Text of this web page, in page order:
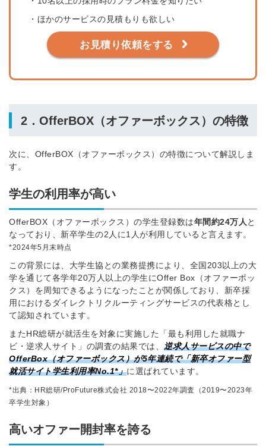
・ほかのサービスの見積もりも欲しい
お見積り依頼をする
2．OfferBOX（オファーボックス）の特徴
次に、OfferBOX（オファーボックス）の特徴について解説しま
す。
学生の利用率が高い
OfferBOX（オファーボックス）の学生登録数は年間約24万人と
なっており、新卒学生の2人に1人が利用していると言えます。
*2024年5月末時点
この背景には、大学生協との業務提携により、全国203以上の大
学を通じて各学年20万人以上の学生にOffer Box（オファーボッ
クス）を周知できるようになったことが関係しており、新卒採
用におけるダイレクトリクルーティングサービスの代表格とし
て認知されています。
またHR総研が就活生を対象に実施した「最も利用した就職ナ
ビ・逆求人サイト」の調査の結果では、 逆求人サービスの中で
OfferBox（オファーボックス）が5年連続で「新卒オファー型
就活サイト学生利用率No.1*」に選ばれています。
*出典：HR総研/ProFuture株式会社 2018〜2022年調査（2019〜2023年
卒学生対象）
高いオファー開封率を誇る
忘れですか？
※ログインIDとなります
について
同意のうえ
他サービスIDで登録